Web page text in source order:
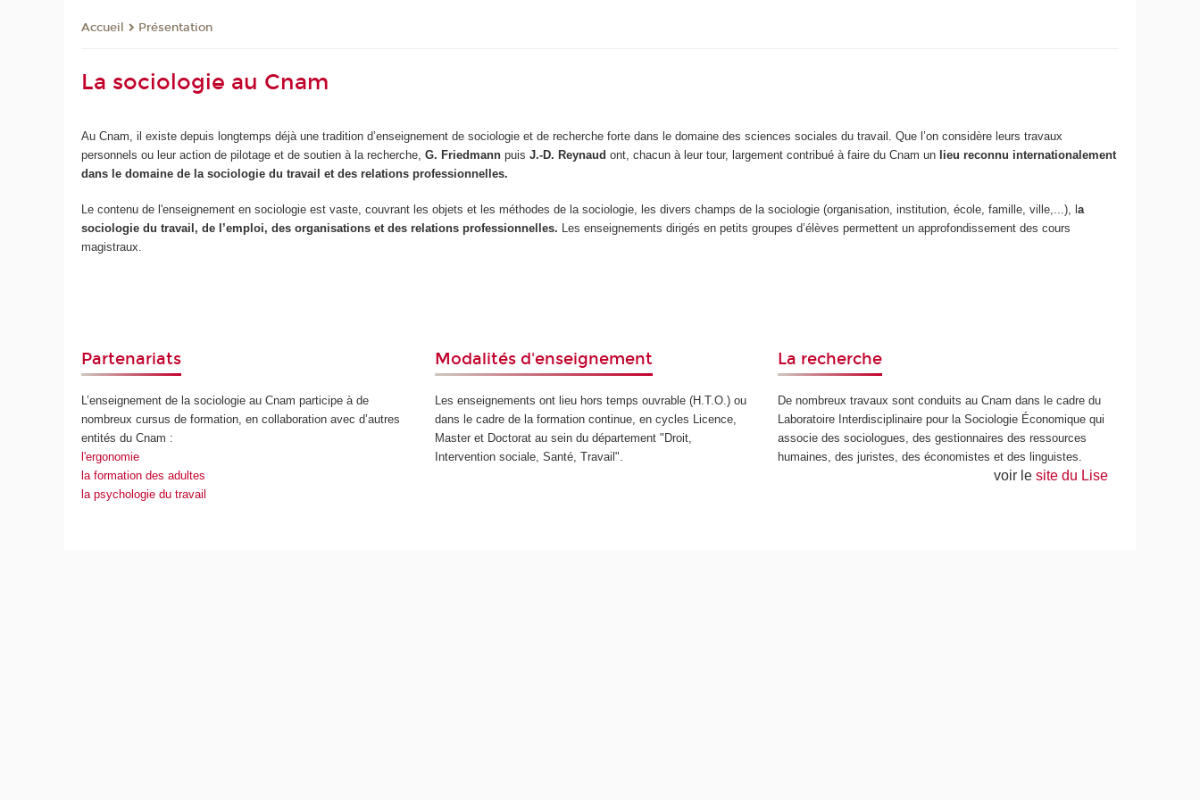
Accueil Présentation
La sociologie au Cnam
Au Cnam, il existe depuis longtemps déjà une tradition d’enseignement de sociologie et de recherche forte dans le domaine des sciences sociales du travail. Que l’on considère leurs travaux
personnels ou leur action de pilotage et de soutien à la recherche,G. FriedmannpuisJ.-D. Reynaud ont, chacun à leur tour, largement contribué à faire du Cnam un lieu reconnu internationalement
dans le domaine de la sociologie du travail et des relations professionnelles.
Le contenu de l'enseignement en sociologie est vaste, couvrant les objets et les méthodes de la sociologie, les divers champs de la sociologie (organisation, institution, école, famille, ville,...), la
sociologie du travail, de l’emploi, des organisations et des relations professionnelles. Les enseignements dirigés en petits groupes d’élèves permettent un approfondissement des cours
magistraux.
Partenariats
L’enseignement de la sociologie au Cnam participe à de
nombreux cursus de formation, en collaboration avec d’autres
entités du Cnam :
l'ergonomie
la formation des adultes
la psychologie du travail
Modalités d'enseignement
Les enseignements ont lieu hors temps ouvrable (H.T.O.) ou
dans le cadre de la formation continue, en cycles Licence,
Master et Doctorat au sein du département "Droit,
Intervention sociale, Santé, Travail".
La recherche
De nombreux travaux sont conduits au Cnam dans le cadre du
Laboratoire Interdisciplinaire pour la Sociologie Économique qui
associe des sociologues, des gestionnaires des ressources
humaines, des juristes, des économistes et des linguistes.
voir lesite du Lise